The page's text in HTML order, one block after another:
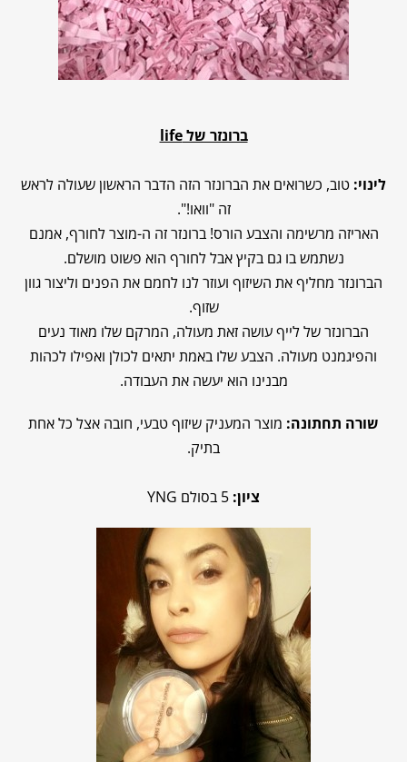
ברונזר שלlife
לינוי: טוב, כשרואים את הברונזר הזה הדבר הראשון שעולה לראש
זה "וואו!".
האריזה מרשימה והצבע הורס! ברונזר זה ה-מוצר לחורף, אמנם
נשתמש בו גם בקיץ אבל לחורף הוא פשוט מושלם.
הברונזר מחליף את השיזוף ועוזר לנו לחמם את הפנים וליצור גוון
שזוף.
הברונזר של לייף עושה זאת מעולה, המרקם שלו מאוד נעים
והפיגמנט מעולה. הצבע שלו באמת יתאים לכולן ואפילו לכהות
מבנינו הוא יעשה את העבודה.
שורה תחתונה: מוצר המעניק שיזוף טבעי, חובה אצל כל אחת
בתיק.
ציון: